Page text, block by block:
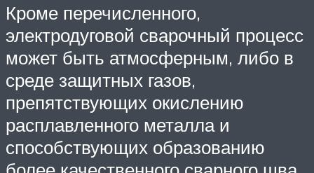
Кроме перечисленного,
электродуговой сварочный процесс
может быть атмосферным, либо в
среде защитных газов,
препятствующих окислению
расплавленного металла и
способствующих образованию